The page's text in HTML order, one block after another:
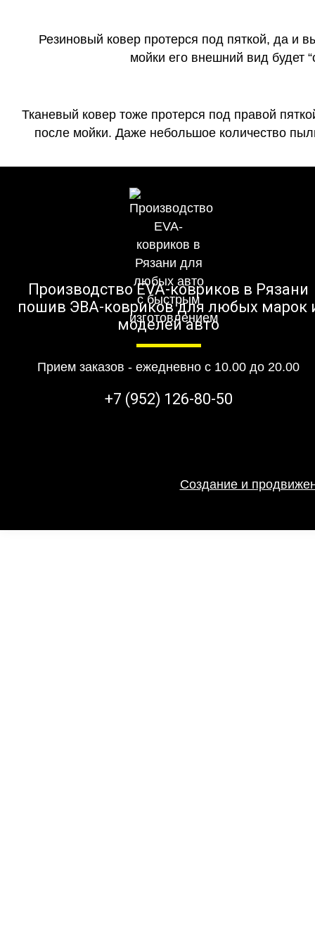
Резиновый ковер протерся под пяткой, да и
мойки его внешний вид будет
Тканевый ковер тоже протерся под правой
после мойки. Даже небольшое количество
Производство EVA-ковриков в Рязани
пошив ЭВА-ковриков для любых марок
моделей авто
Прием заказов - ежедневно с 10.00 до 20.00
+7 (952) 126-80-50
Создание и